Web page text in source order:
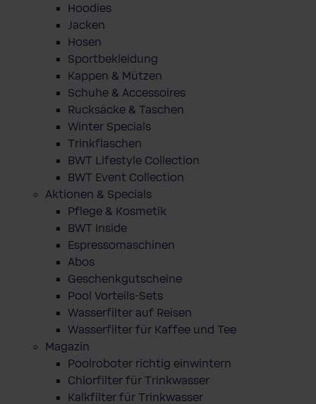
Hoodies
Jacken
Hosen
Sportbekleidung
Kappen & Mützen
Schuhe & Accessoires
Rucksäcke & Taschen
Winter Specials
Trinkflaschen
BWT Lifestyle Collection
BWT Event Collection
Aktionen & Specials
Pflege & Kosmetik
BWT Inside
Espressomaschinen
Abos
Geschenkgutscheine
Pool Vorteils-Sets
Wasserfilter auf Reisen
Wasserfilter für Kaffee und Tee
Magazin
Poolroboter richtig einwintern
Chlorfilter für Trinkwasser
Kalkfilter für Trinkwasser